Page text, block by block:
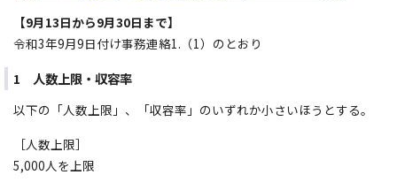
【9月13日から9月30日まで】
令和3年9月9日付け事務連絡1.（1）のとおり
1 人数上限・収容率
以下の「人数上限」、「収容率」のいずれか小さいほうとする。
［人数上限］
5,000人を上限